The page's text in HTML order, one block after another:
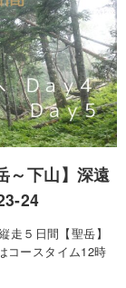
～下山】深遠
24
５日間【聖岳】
コースタイム12時